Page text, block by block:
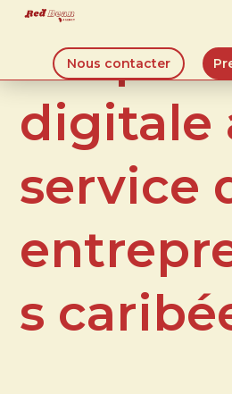
Nous contacter
digitale
service
s